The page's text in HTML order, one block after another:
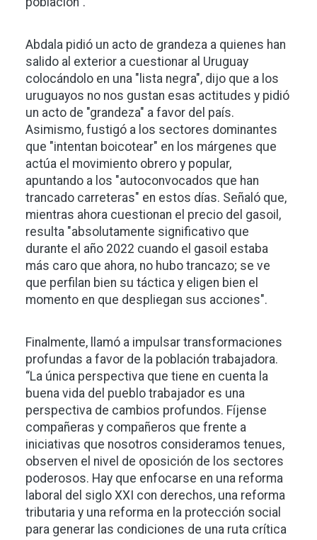
Abdala pidió un acto de grandeza a quienes han
salido al exterior a cuestionar al Uruguay
colocándolo en una "lista negra", dijo que a los
uruguayos no nos gustan esas actitudes y pidió
un acto de "grandeza" a favor del país.
Asimismo, fustigó a los sectores dominantes
que "intentan boicotear" en los márgenes que
actúa el movimiento obrero y popular,
apuntando a los "autoconvocados que han
trancado carreteras" en estos días. Señaló que,
mientras ahora cuestionan el precio del gasoil,
resulta "absolutamente significativo que
durante el año 2022 cuando el gasoil estaba
más caro que ahora, no hubo trancazo; se ve
que perfilan bien su táctica y eligen bien el
momento en que despliegan sus acciones".
Finalmente, llamó a impulsar transformaciones
profundas a favor de la población trabajadora.
“La única perspectiva que tiene en cuenta la
buena vida del pueblo trabajador es una
perspectiva de cambios profundos. Fíjense
compañeras y compañeros que frente a
iniciativas que nosotros consideramos tenues,
observen el nivel de oposición de los sectores
poderosos. Hay que enfocarse en una reforma
laboral del siglo XXI con derechos, una reforma
tributaria y una reforma en la protección social
para generar las condiciones de una ruta crítica